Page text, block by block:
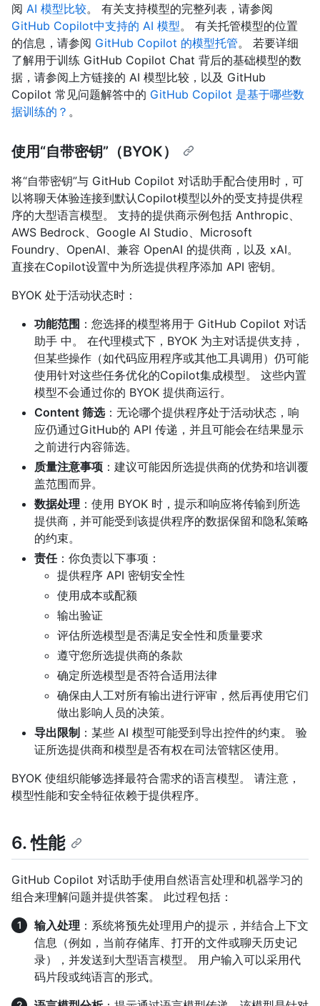
阅 AI 模型比较。 有关支持模型的完整列表，请参阅
GitHub Copilot中支持的 AI 模型。 有关托管模型的位置
的信息，请参阅 GitHub Copilot 的模型托管。 若要详细
了解用于训练 GitHub Copilot Chat 背后的基础模型的数
据，请参阅上方链接的 AI 模型比较，以及 GitHub
Copilot 常见问题解答中的 GitHub Copilot 是基于哪些数
据训练的？ 。
使用“自带密钥”（BYOK）
将“自带密钥”与 GitHub Copilot 对话助手配合使用时，可
以将聊天体验连接到默认Copilot模型以外的受支持提供程
序的大型语言模型。 支持的提供商示例包括 Anthropic、
AWS Bedrock、Google AI Studio、Microsoft
Foundry、OpenAI、兼容 OpenAI 的提供商，以及 xAI。
直接在Copilot设置中为所选提供程序添加 API 密钥。
BYOK 处于活动状态时：
功能范围 ：您选择的模型将用于 GitHub Copilot 对话
助手 中。 在代理模式下，BYOK 为主对话提供支持，
但某些操作（如代码应用程序或其他工具调用）仍可能
使用针对这些任务优化的Copilot集成模型。 这些内置
模型不会通过你的 BYOK 提供商运行。
Content 筛选：无论哪个提供程序处于活动状态，响
应仍通过GitHub的 API 传递，并且可能会在结果显示
之前进行内容筛选。
质量注意事项 ：建议可能因所选提供商的优势和培训覆
盖范围而异。
数据处理 ：使用 BYOK 时，提示和响应将传输到所选
提供商，并可能受到该提供程序的数据保留和隐私策略
的约束。
责任：你负责以下事项：
提供程序 API 密钥安全性
使用成本或配额
输出验证
评估所选模型是否满足安全性和质量要求
遵守您所选提供商的条款
确定所选模型是否符合适用法律
确保由人工对所有输出进行评审，然后再使用它们
做出影响人员的决策。
导出限制 ：某些 AI 模型可能受到导出控件的约束。 验
证所选提供商和模型是否有权在司法管辖区使用。
BYOK 使组织能够选择最符合需求的语言模型。 请注意，
模型性能和安全特征依赖于提供程序。
6. 性能
GitHub Copilot 对话助手使用自然语言处理和机器学习的
组合来理解问题并提供答案。 此过程包括：
输入处理 ：系统将预先处理用户的提示，并结合上下文
信息（例如，当前存储库、打开的文件或聊天历史记
录），并发送到大型语言模型。 用户输入可以采用代
码片段或纯语言的形式。